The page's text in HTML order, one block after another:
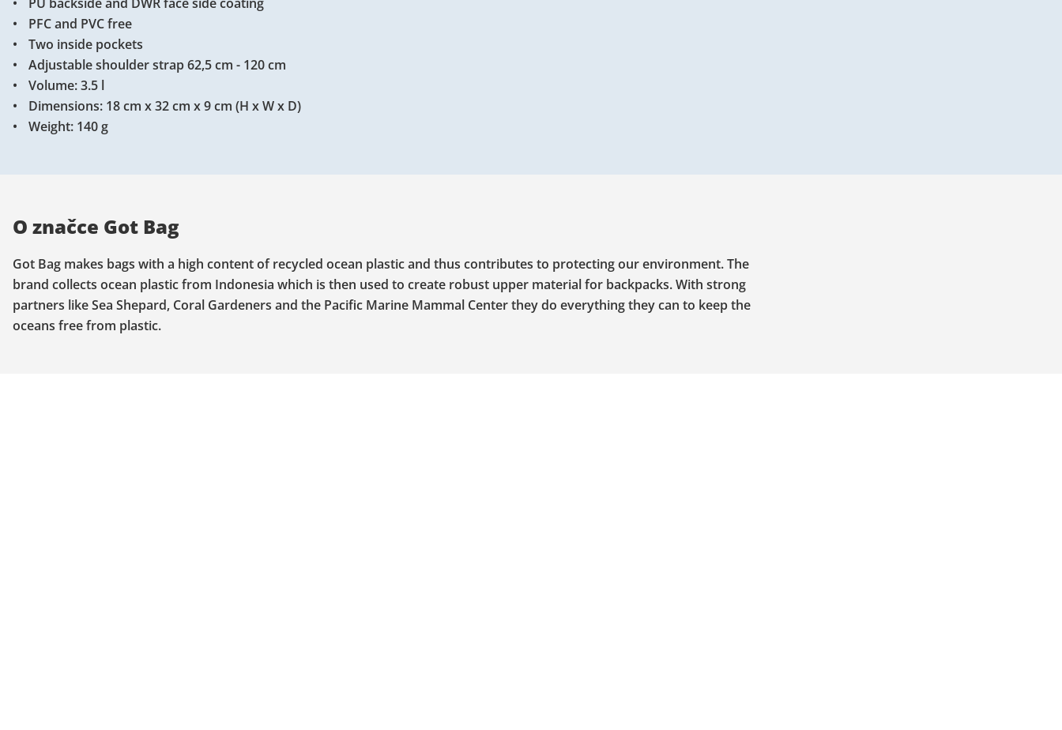
PFC and PVC free
Two inside pockets
Adjustable shoulder strap 62,5 cm - 120 cm
Volume: 3.5 l
Dimensions: 18 cm x 32 cm x 9 cm (H x W x D)
Weight: 140 g
O značce Got Bag
Got Bag makes bags with a high content of recycled ocean plastic and thus contributes to protecting our environment. The
brand collects ocean plastic from Indonesia which is then used to create robust upper material for backpacks. With strong
partners like Sea Shepard, Coral Gardeners and the Pacific Marine Mammal Center they do everything they can to keep the
oceans free from plastic.